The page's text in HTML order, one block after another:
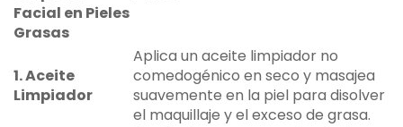
Facial en Pieles
Grasas
1. Aceite
Limpiador
Aplica un aceite limpiador no
comedogénico en seco y masajea
suavemente en la piel para disolver
el maquillaje y el exceso de grasa.